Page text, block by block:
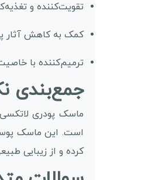
تقویت‌کننده و
کمک به کاهش آثار
ترمیم‌کننده با
جمع‌بندی
ماسک پودری
است. این ماسک
کرده و از زیبایی